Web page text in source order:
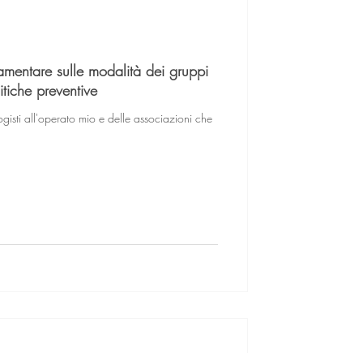
sulle modalità dei gruppi
preventive
all'operato mio e delle associazioni che